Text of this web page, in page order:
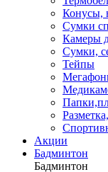
Конусы,
Сумки
Камеры
Сумки,
Тейпы
Акции
Бадминтон
Бадминтон